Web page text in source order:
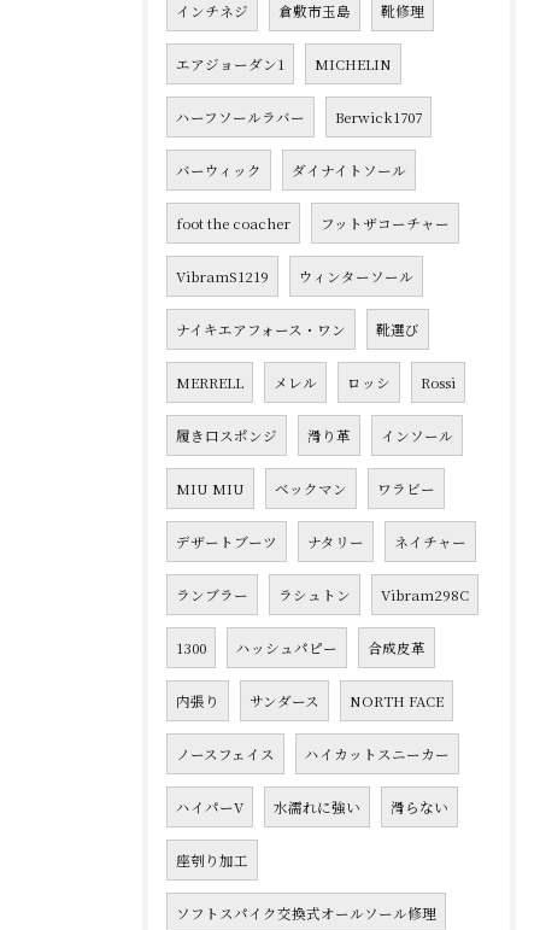
インチネジ 倉敷市玉島 靴修理
エアジョーダン1 MICHELIN
ハーフソールラバー Berwick1707
バーウィック ダイナイトソール
foot the coacher フットザコーチャー
VibramS1219 ウィンターソール
ナイキエアフォース・ワン 靴選び
MERRELL メレル ロッシ Rossi
履き口スポンジ 滑り革 インソール
MIU MIU ベックマン ワラビー
デザートブーツ ナタリー ネイチャー
ランブラー ラシュトン Vibram298C
1300 ハッシュパピー 合成皮革
内張り サンダース NORTH FACE
ノースフェイス ハイカットスニーカー
ハイパーV 水濡れに強い 滑らない
座刳り加工
ソフトスパイク交換式オールソール修理